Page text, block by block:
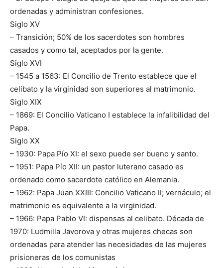
ordenadas y administran confesiones.
Siglo XV
– Transición; 50% de los sacerdotes son hombres
casados y como tal, aceptados por la gente.
Siglo XVI
– 1545 a 1563: El Concilio de Trento establece que el
celibato y la virginidad son superiores al matrimonio.
Siglo XIX
– 1869: El Concilio Vaticano I establece la infalibilidad del
Papa.
Siglo XX
– 1930: Papa Pío XI: el sexo puede ser bueno y santo.
– 1951: Papa Pío XII: un pastor luterano casado es
ordenado como sacerdote católico en Alemania.
– 1962: Papa Juan XXIII: Concilio Vaticano II; vernáculo; el
matrimonio es equivalente a la virginidad.
– 1966: Papa Pablo VI: dispensas al celibato. Década de
1970: Ludmilla Javorova y otras mujeres checas son
ordenadas para atender las necesidades de las mujeres
prisioneras de los comunistas